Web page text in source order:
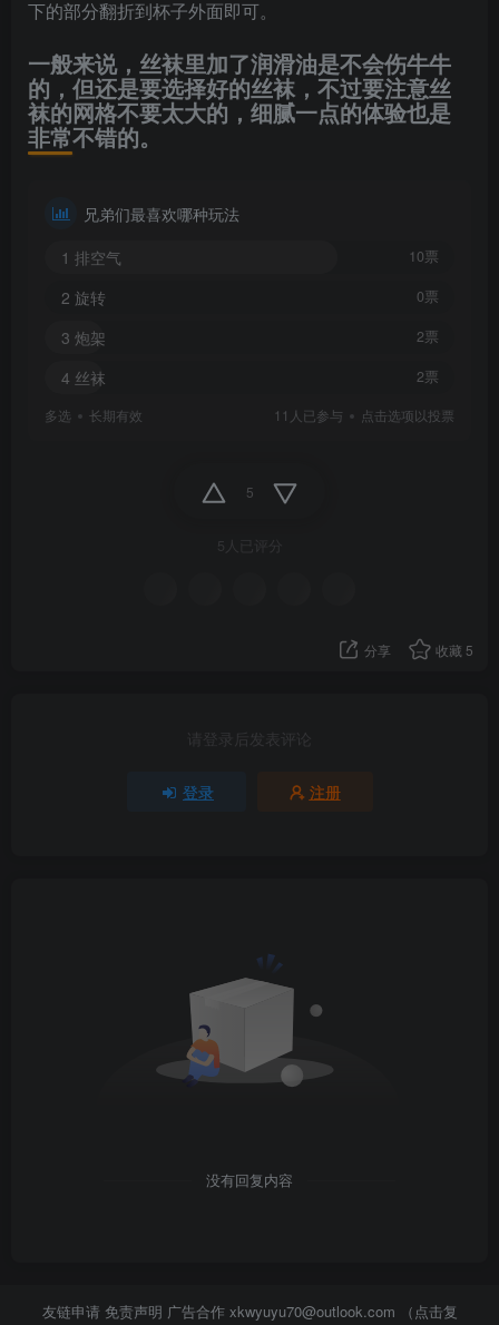
下的部分翻折到杯子外面即可。
一般来说，丝袜里加了润滑油是不会伤牛牛
的，但还是要选择好的丝袜，不过要注意丝
袜的网格不要太大的，细腻一点的体验也是
非常不错的。
兄弟们最喜欢哪种玩法
10票
1 排空气
0票
2 旋转
2票
3 炮架
2票
4 丝袜
多选 长期有效 11 人已参与 点击选项以投票
5
5人已评分
分享 收藏 5
请登录后发表评论
登录 注册
没有回复内容
友链申请 免责声明 广告合作xkwyuyu70@outlook.com （点击复